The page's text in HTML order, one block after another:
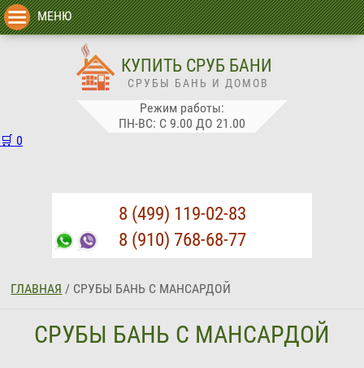
8 (499) 119-02-83
8 (910) 768-68-77
МЕНЮ
КУПИТЬ СРУБ БАНИ
СРУБЫ БАНЬ И ДОМОВ
Режим работы:
ПН-ВС: С 9.00 ДО 21.00
🛒 0
ГЛАВНАЯ / СРУБЫ БАНЬ С МАНСАРДОЙ
СРУБЫ БАНЬ С МАНСАРДОЙ